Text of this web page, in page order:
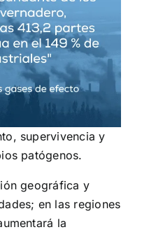
supervivencia y
patógenos.
geográfica y
en las regiones
la